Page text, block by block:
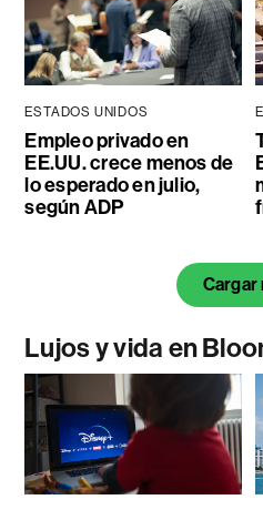
ESTADOS UNIDOS
Empleo privado en
EE.UU. crece menos de
lo esperado en julio,
según ADP
Cargar
Lujos y vida en